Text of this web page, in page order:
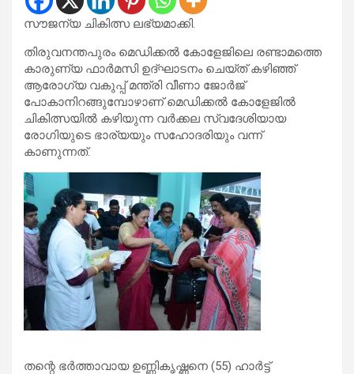
സൗജന്യ ചികിത്സ ലഭ്യമാക്കി.
തിരുവനന്തപുരം മെഡിക്കല്‍ കോളേജിലെ രണ്ടാമത്തെ
കാരുണ്യ ഫാര്‍മസി ഉദ്ഘാടനം ചെയ്ത് കഴിഞ്ഞ്
ആരോഗ്യ വകുപ്പ് മന്ത്രി വീണാ ജോര്‍ജ്
പോകാനിറങ്ങുമ്പോഴാണ് മെഡിക്കല്‍ കോളേജില്‍
ചികിത്സയില്‍ കഴിയുന്ന വര്‍ക്കല സ്വദേശിയായ
രോഗിയുടെ ഭാര്യയും സഹോദരിയും വന്ന്
കാണുന്നത്.
തന്റെ ഭര്‍ത്താവായ ഉണ്ണികൃഷ്ണനെ (55) ഹാര്‍ട്ട്